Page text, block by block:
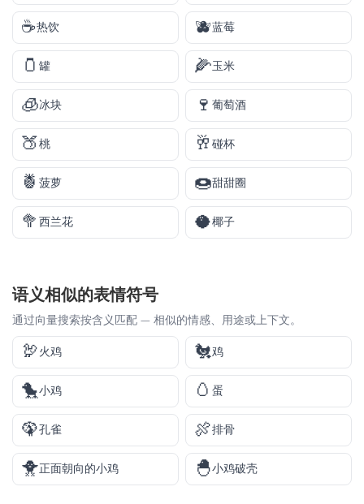
☕热饮 🫐蓝莓
🫙 罐 🌽玉米
🧊冰块 🍷 葡萄酒
🍑桃 🥂 碰杯
🍍 菠萝 🍩甜甜圈
🥦 西兰花 🥥椰子
语义相似的表情符号
通过向量搜索按含义匹配 — 相似的情感、用途或上下文。
🦃火鸡 🐔鸡
🐤小鸡 🥚 蛋
🦚孔雀 🍖排骨
🐥正面朝向的小鸡 🐣小鸡破壳